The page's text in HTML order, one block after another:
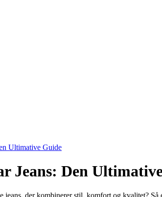
Ultimative Guide
Jeans: Den
jeans, der kombinerer stil, komfort og kvalitet?